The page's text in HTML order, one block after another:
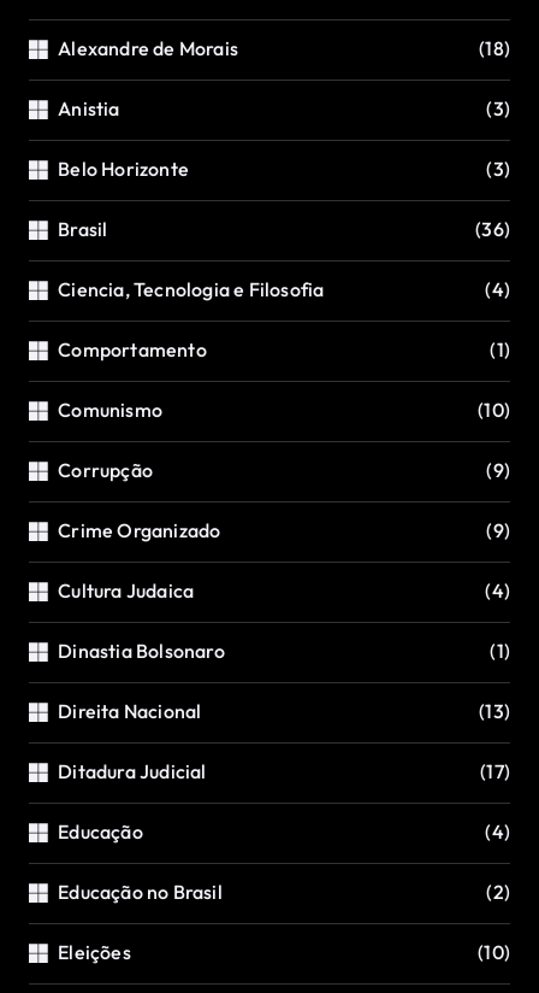
Alexandre de Morais (18)
Anistia (3)
Belo Horizonte (3)
Brasil (36)
Ciencia, Tecnologia e Filosofia (4)
Comportamento (1)
Comunismo (10)
Corrupção (9)
Crime Organizado (9)
Cultura Judaica (4)
Dinastia Bolsonaro (1)
Direita Nacional (13)
Ditadura Judicial (17)
Educação (4)
Educação no Brasil (2)
Eleições (10)